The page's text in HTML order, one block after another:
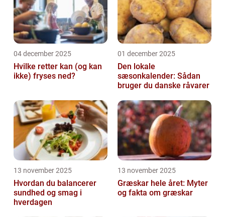
04 december 2025
Hvilke retter kan (og kan
ikke) fryses ned?
01 december 2025
Den lokale
sæsonkalender: Sådan
bruger du danske råvarer
13 november 2025
Hvordan du balancerer
sundhed og smag i
hverdagen
13 november 2025
Græskar hele året: Myter
og fakta om græskar